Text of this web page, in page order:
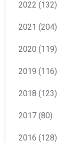
2022 (132)
2021 (204)
2020 (119)
2019 (116)
2018 (123)
2017 (80)
2016 (128)